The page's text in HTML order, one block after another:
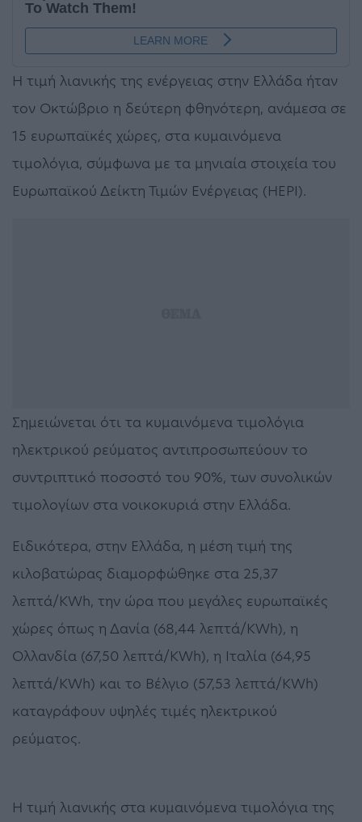
H τιμή λιανικής της ενέργειας στην Ελλάδα ήταν
τον Οκτώβριο η δεύτερη φθηνότερη, ανάμεσα σε
15 ευρωπαϊκές χώρες, στα κυμαινόμενα
τιμολόγια, σύμφωνα με τα μηνιαία στοιχεία του
Ευρωπαϊκού Δείκτη Τιμών Ενέργειας (HEPI).
Σημειώνεται ότι τα κυμαινόμενα τιμολόγια
ηλεκτρικού ρεύματος αντιπροσωπεύουν το
συντριπτικό ποσοστό του 90%, των συνολικών
τιμολογίων στα νοικοκυριά στην Ελλάδα.
Ειδικότερα, στην Ελλάδα, η μέση τιμή της
κιλοβατώρας διαμορφώθηκε στα 25,37
λεπτά/KWh, την ώρα που μεγάλες ευρωπαϊκές
χώρες όπως η Δανία (68,44 λεπτά/KWh), η
Ολλανδία (67,50 λεπτά/KWh), η Ιταλία (64,95
λεπτά/KWh) και το Βέλγιο (57,53 λεπτά/KWh)
καταγράφουν υψηλές τιμές ηλεκτρικού
ρεύματος.
Η τιμή λιανικής στα κυμαινόμενα τιμολόγια της